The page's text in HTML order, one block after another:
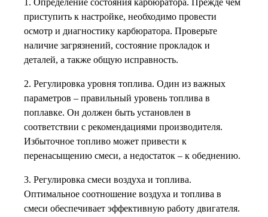
1. Определение состояния карбюратора. Прежде чем
приступить к настройке, необходимо провести
осмотр и диагностику карбюратора. Проверьте
наличие загрязнений, состояние прокладок и
деталей, а также общую исправность.
2. Регулировка уровня топлива. Один из важных
параметров – правильный уровень топлива в
поплавке. Он должен быть установлен в
соответствии с рекомендациями производителя.
Избыточное топливо может привести к
перенасыщению смеси, а недостаток – к обеднению.
3. Регулировка смеси воздуха и топлива.
Оптимальное соотношение воздуха и топлива в
смеси обеспечивает эффективную работу двигателя.